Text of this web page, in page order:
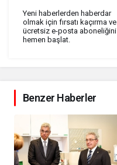
Yeni haberlerden haberdar
olmak için fırsatı kaçırma ve
ücretsiz e-posta aboneliğini
hemen başlat.
Benzer Haberler